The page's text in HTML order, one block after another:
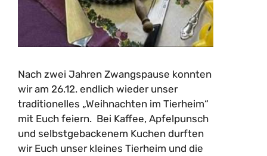
Nach zwei Jahren Zwangspause konnten
wir am 26.12. endlich wieder unser
traditionelles „Weihnachten im Tierheim“
mit Euch feiern. Bei Kaffee, Apfelpunsch
und selbstgebackenem Kuchen durften
wir Euch unser kleines Tierheim und die